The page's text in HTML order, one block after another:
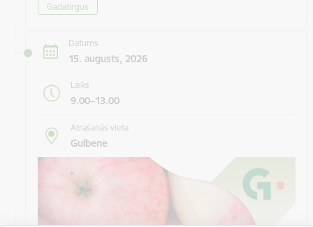
Gadatirgus
Datums
15. augusts, 2026
Laiks
9.00–13.00
Atrašanās vieta
Gulbene